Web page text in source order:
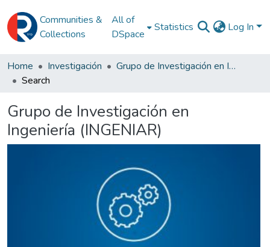
Communities &
Collections
All of
DSpace
Statistics Log In
Home Investigación
Grupo de Investigación en Ingeniería (INGENIAR)
Search
Grupo de Investigación en
Ingeniería (INGENIAR)